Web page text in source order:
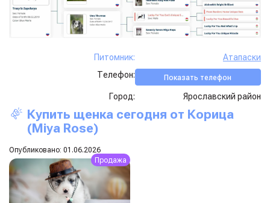
Питомник:
Атапаски
Телефон:
Показать телефон
Город: Ярославский район
Купить щенка сегодня от Корица
(miya Rose)
Опубликовано: 01.06.2026
Продажа